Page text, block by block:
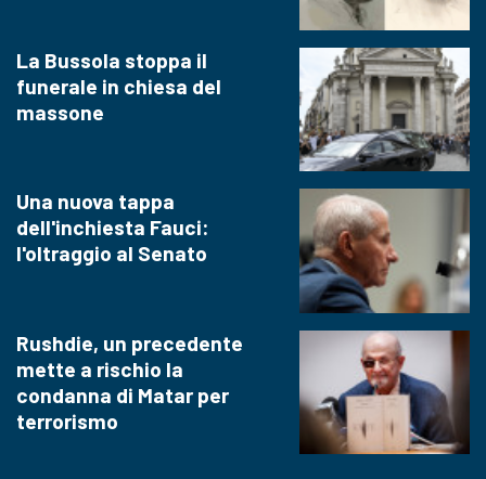
La Bussola stoppa il
funerale in chiesa del
massone
Una nuova tappa
dell'inchiesta Fauci:
l'oltraggio al Senato
Rushdie, un precedente
mette a rischio la
condanna di Matar per
terrorismo